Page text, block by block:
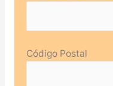
Código Postal